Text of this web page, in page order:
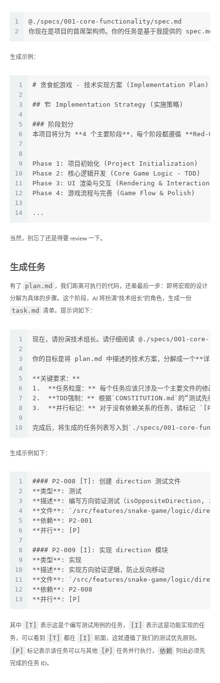
1
2
@./specs/001-core-functionality/spec.md
你现在是项目的首席架构师。你的任务是基于我提供的
生成示例：
1
2
3
4
5
6
7
8
9
10
11
12
13
14
# 贪食蛇游戏 - 技术实现方案 (Implementation Plan)
## 🏗️ Implementation Strategy (实施策略)
### 阶段划分
本项目将分为 **4 个主要阶段**，每个阶段都遵循 **Red-
Phase 1: 项目初始化 (Project Initialization)
Phase 2: 核心逻辑开发 (Core Game Logic - TDD)
Phase 3: UI 渲染与交互 (Rendering & Interaction)
Phase 4: 游戏流程与完善 (Game Flow & Polish)
...
当然，别忘了还是得要 review 一下。
生成任务
有了 plan.md ，我们距离可执行的代码，还差最后一步：即将宏观的设计
分解为具体的步骤。这个阶段，AI 将扮演“技术组长”的角色，生成一份
task.md 清单。提示词如下：
1
2
3
4
5
6
7
8
9
10
现在，请扮演技术组长。请仔细阅读 @./specs/001-
你的目标是将 plan.md 中描述的技术方案，分解成一个**详尽
**关键要求：**
1.  **任务粒度：** 每个任务应该只涉及一个主要文件的修改或
2.  **TDD强制：** 根据`CONSTITUTION.md`的“测试先行
3.  **并行标记：** 对于没有依赖关系的任务，请标记 `[P]`
完成后，将生成的任务列表写入到`./specs/001-core-
生成示例如下：
1
2
3
4
5
6
7
8
9
10
11
12
13
#### P2-008 [T]: 创建 direction 测试文件
**类型**: 测试
**描述**: 编写方向验证测试（isOppositeDirection,
**文件**: `/src/features/snake-game/logic/
**依赖**: P2-001
**并行**: [P]
#### P2-009 [I]: 实现 direction 模块
**类型**: 实现
**描述**: 实现方向验证逻辑，防止反向移动
**文件**: `/src/features/snake-game/logic/
**依赖**: P2-008
**并行**: [P]
其中 [T] 表示这是个编写测试用例的任务， [I] 表示这是功能实现的任
务，可以看到 [T] 都在 [I] 前面，这就遵循了我们的测试优先原则。
[P] 标记表示该任务可以与其他 [P] 任务并行执行， 依赖 列出必须先
完成的任务 ID。